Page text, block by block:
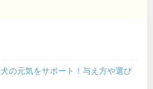
の元気をサポート！与え方や選び